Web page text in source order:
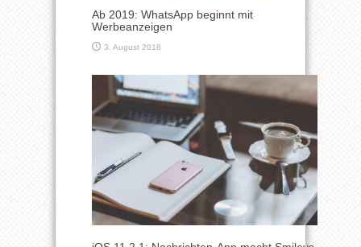
Ab 2019: WhatsApp beginnt mit
Werbeanzeigen
3. August 2018